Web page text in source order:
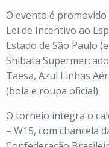
O evento é
Lei de Incentivo ao
Estado de São Paulo
Shibata
Taesa, Azul Linhas
(bola e roupa oficial).
O torneio integra o
– W15, com chancela